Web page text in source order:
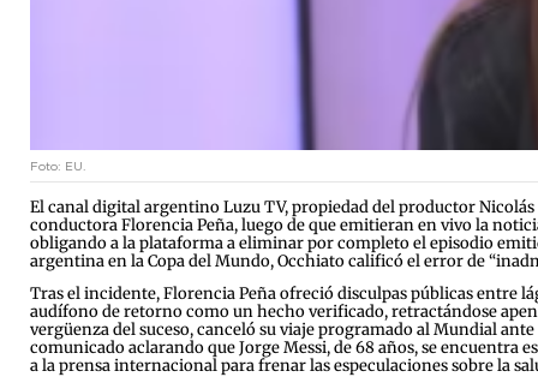
Foto: EU.
El canal digital argentino Luzu TV, propiedad del productor
conductora Florencia Peña, luego de que emitieran en vivo la
obligando a la plataforma a eliminar por completo el episodio
argentina en la Copa del Mundo, Occhiato calificó el error de
Tras el incidente, Florencia Peña ofreció disculpas públicas entre
audífono de retorno como un hecho verificado, retractándose
vergüenza del suceso, canceló su viaje programado al Mundial
comunicado aclarando que Jorge Messi, de 68 años, se
a la prensa internacional para frenar las especulaciones sobre la